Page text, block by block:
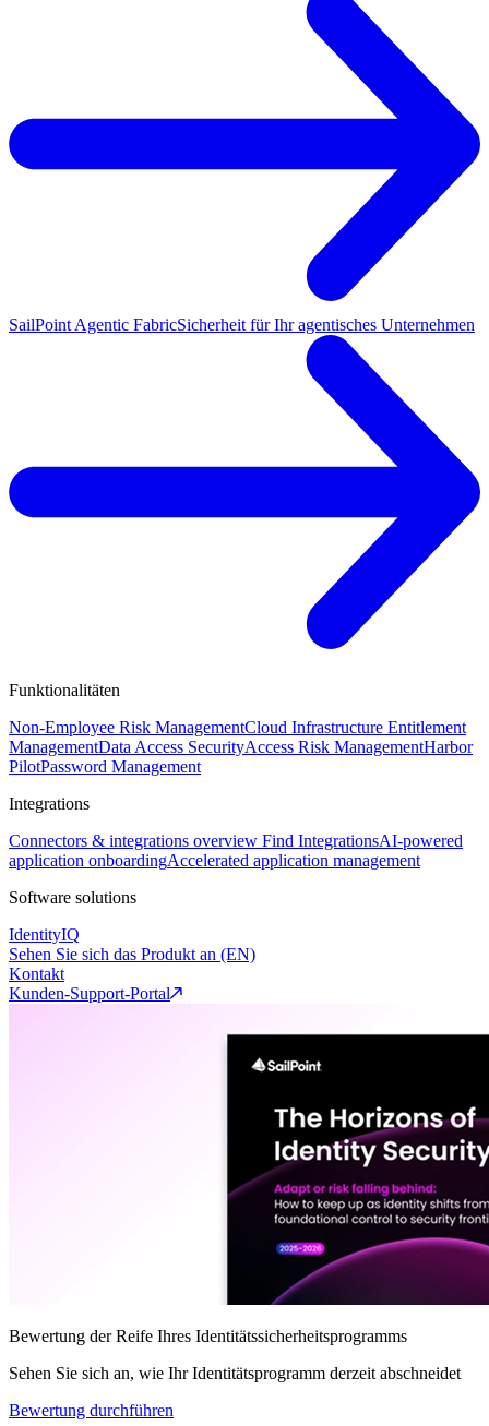
SailPoint Agentic FabricSicherheit für Ihr agentisches Unternehmen
Funktionalitäten
Non-Employee Risk ManagementCloud Infrastructure Entitlement
ManagementData Access SecurityAccess Risk ManagementHarbor
PilotPassword Management
Integrations
Connectors & integrations overview Find IntegrationsAI-powered
application onboardingAccelerated application management
Software solutions
IdentityIQ
Sehen Sie sich das Produkt an (EN)
Kontakt
Kunden-Support-Portal
Bewertung der Reife Ihres Identitätssicherheitsprogramms
Sehen Sie sich an, wie Ihr Identitätsprogramm derzeit abschneidet
Bewertung durchführen